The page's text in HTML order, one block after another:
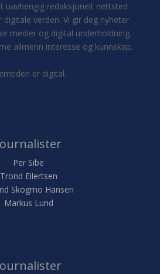
uavhengig redaksjonelt nettsted
verden. Vi gir deg nyheter
medier og digital underholdning.
allmenn interesse og kunnskap.
er digital.
Per Sibe
Trond Eilertsen
Skogmo Hansen
Markus Lund